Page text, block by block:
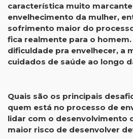
característica muito
envelhecimento da mulher,
sofrimento maior do
fica realmente para o
dificuldade pra envelhecer, a
cuidados de saúde ao longo
Quais são os principais
quem está no processo de
lidar com o desenvolvimento
maior risco de desenvolver